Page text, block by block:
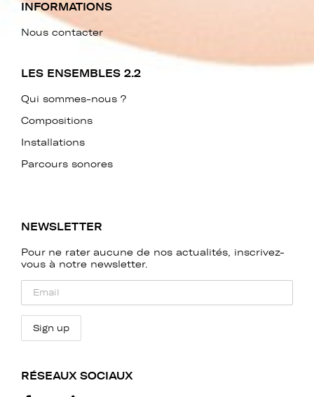
INFORMATIONS
Nous contacter
LES ENSEMBLES 2.2
Qui sommes-nous ?
Compositions
Installations
Parcours sonores
NEWSLETTER
Pour ne rater aucune de nos actualités, inscrivez-
vous à notre newsletter.
RÉSEAUX SOCIAUX